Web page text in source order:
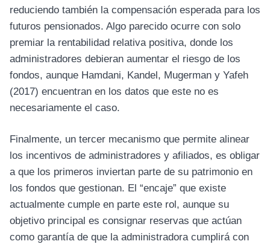
reduciendo también la compensación esperada para los
futuros pensionados. Algo parecido ocurre con solo
premiar la rentabilidad relativa positiva, donde los
administradores debieran aumentar el riesgo de los
fondos, aunque Hamdani, Kandel, Mugerman y Yafeh
(2017) encuentran en los datos que este no es
necesariamente el caso.
Finalmente, un tercer mecanismo que permite alinear
los incentivos de administradores y afiliados, es obligar
a que los primeros inviertan parte de su patrimonio en
los fondos que gestionan. El “encaje” que existe
actualmente cumple en parte este rol, aunque su
objetivo principal es consignar reservas que actúan
como garantía de que la administradora cumplirá con